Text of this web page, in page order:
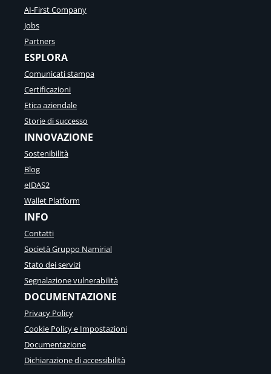
AI-First Company
Jobs
Partners
ESPLORA
Comunicati stampa
Certificazioni
Etica aziendale
Storie di successo
INNOVAZIONE
Sostenibilità
Blog
eIDAS2
Wallet Platform
INFO
Contatti
Società Gruppo Namirial
Stato dei servizi
Segnalazione vulnerabilità
DOCUMENTAZIONE
Privacy Policy
Cookie Policy e Impostazioni
Documentazione
Dichiarazione di accessibilità